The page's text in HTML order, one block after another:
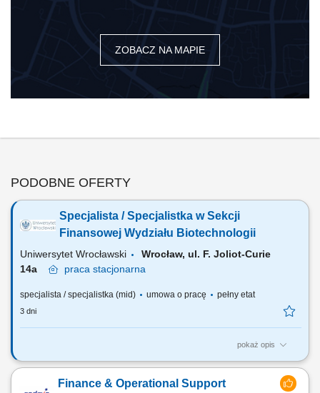
ZOBACZ NA MAPIE
PODOBNE OFERTY
Specjalista / Specjalistka w Sekcji
Finansowej Wydziału Biotechnologii
Uniwersytet Wrocławski
Wrocław, ul. F. Joliot-Curie
14a
praca stacjonarna
specjalista / specjalistka (mid) umowa o pracę pełny etat
3 dni
pokaż opis
Wymiar etatu: pełny Liczba etatów: 1 Główne obowiązki Obsługa
przyznanych środków finansowych. Koordynacja i prowadzenie spraw
Finance & Operational Support